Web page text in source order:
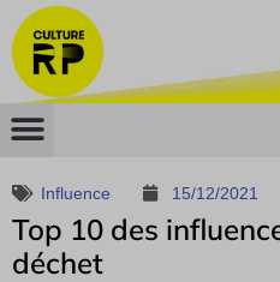
Influence 15/12/2021
Top 10 des
déchet